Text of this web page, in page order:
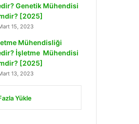
Genetik Mühendisi
[2025]
15, 2023
Mühendisliği
İşletme Mühendisi
[2025]
13, 2023
Yükle